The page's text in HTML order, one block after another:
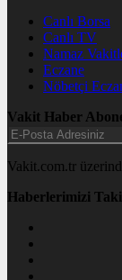
Canlı Borsa
Canlı TV
Namaz
Eczane
Nöbetçi
Vakit Haber
Vakit.com.tr
Haberlerimizi